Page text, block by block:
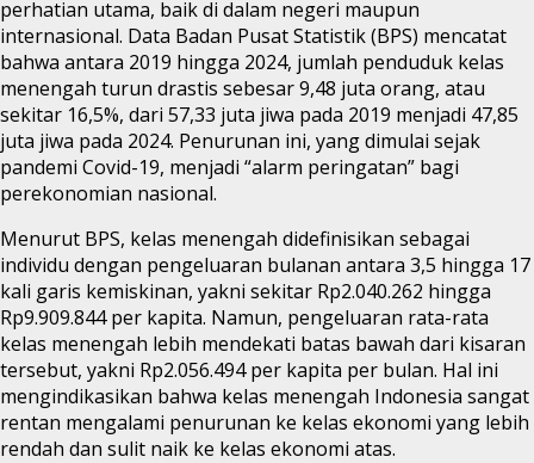
perhatian utama, baik di dalam negeri maupun
internasional. Data Badan Pusat Statistik (BPS) mencatat
bahwa antara 2019 hingga 2024, jumlah penduduk kelas
menengah turun drastis sebesar 9,48 juta orang, atau
sekitar 16,5%, dari 57,33 juta jiwa pada 2019 menjadi 47,85
juta jiwa pada 2024. Penurunan ini, yang dimulai sejak
pandemi Covid-19, menjadi “alarm peringatan” bagi
perekonomian nasional.
Menurut BPS, kelas menengah didefinisikan sebagai
individu dengan pengeluaran bulanan antara 3,5 hingga 17
kali garis kemiskinan, yakni sekitar Rp2.040.262 hingga
Rp9.909.844 per kapita. Namun, pengeluaran rata-rata
kelas menengah lebih mendekati batas bawah dari kisaran
tersebut, yakni Rp2.056.494 per kapita per bulan. Hal ini
mengindikasikan bahwa kelas menengah Indonesia sangat
rentan mengalami penurunan ke kelas ekonomi yang lebih
rendah dan sulit naik ke kelas ekonomi atas.